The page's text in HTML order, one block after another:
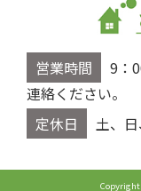
営業時間
9：
連絡ください。
定休日
土、
Copyright